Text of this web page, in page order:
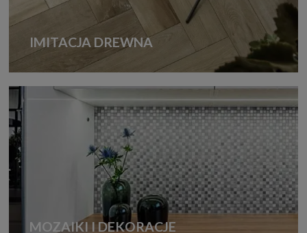
IMITACJA DREWNA
MOZAIKI I DEKORACJE